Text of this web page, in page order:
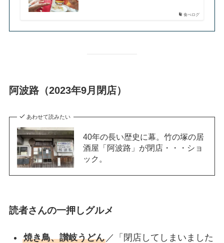
食べログ
阿波路（2023年9月閉店）
あわせて読みたい
40年の長い歴史に幕。竹の塚の居
酒屋「阿波路」が閉店・・・ショ
ック。
読者さんの一押しグルメ
焼き鳥、讃岐うどん／「閉店してしまいました